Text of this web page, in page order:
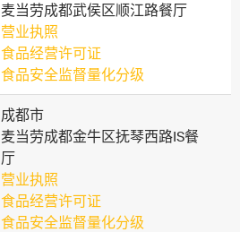
麦当劳成都武侯区顺江路餐厅
营业执照
食品经营许可证
食品安全监督量化分级
成都市
麦当劳成都金牛区抚琴西路IS餐
厅
营业执照
食品经营许可证
食品安全监督量化分级